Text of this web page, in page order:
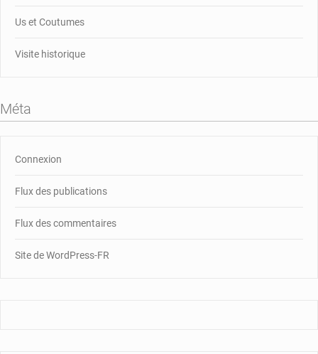
Us et Coutumes
Visite historique
Méta
Connexion
Flux des publications
Flux des commentaires
Site de WordPress-FR